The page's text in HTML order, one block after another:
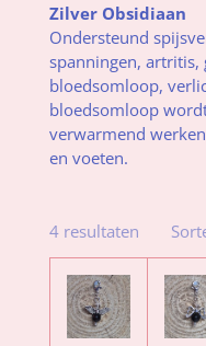
Zilver Obsidiaan
Ondersteund
spanningen,
bloedsomloop,
bloedsomloop
verwarmend
en voeten.
4 resultaten